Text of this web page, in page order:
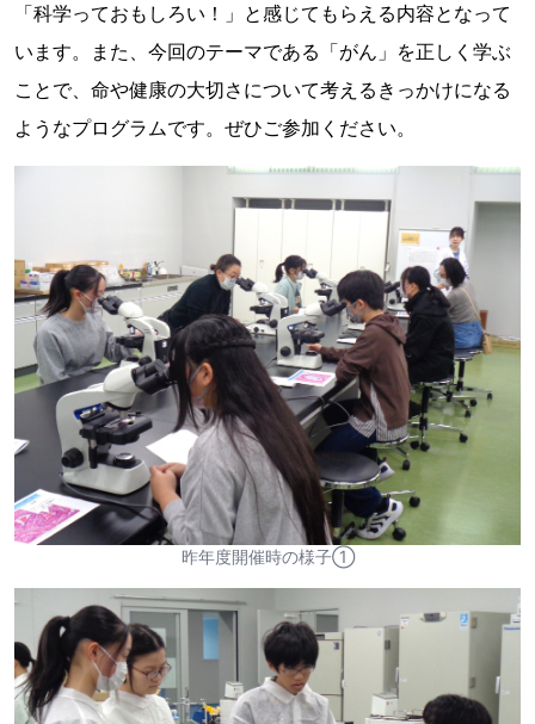
「科学っておもしろい！」と感じてもらえる内容となって
います。また、今回のテーマである「がん」を正しく学ぶ
ことで、命や健康の大切さについて考えるきっかけになる
ようなプログラムです。ぜひご参加ください。
昨年度開催時の様子①